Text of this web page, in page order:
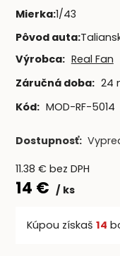
Mierka:1/43
Pôvod auta:
Výrobca: Real Fan
Záručná doba: 24
Kód: MOD-RF-5014
Dostupnosť:
11.38 € bez DPH
14 € ks
Kúpou získaš 14